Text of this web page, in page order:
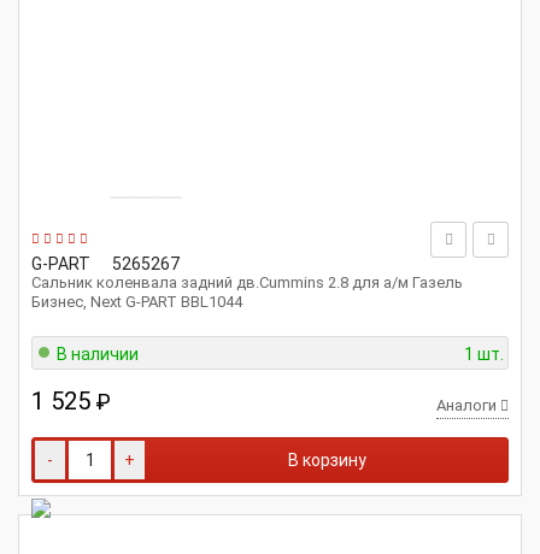
G-PART 5265267
Сальник коленвала задний дв.Cummins 2.8 для а/м Газель
Бизнес, Next G-PART BBL1044
В наличии 1 шт.
1 525 ₽ Аналоги
- + В корзину